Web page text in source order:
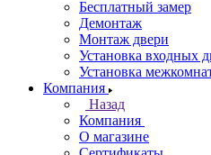
Бесплатный замер
Демонтаж
Монтаж двери
Установка входных
Установка
Компания
Назад
Компания
О магазине